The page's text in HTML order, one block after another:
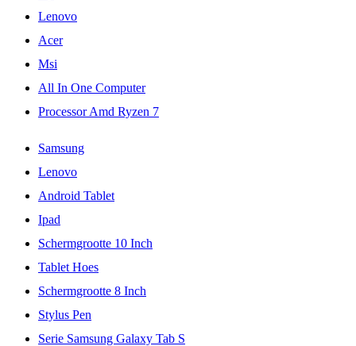
Lenovo
Acer
Msi
All In One Computer
Processor Amd Ryzen 7
Samsung
Lenovo
Android Tablet
Ipad
Schermgrootte 10 Inch
Tablet Hoes
Schermgrootte 8 Inch
Stylus Pen
Serie Samsung Galaxy Tab S